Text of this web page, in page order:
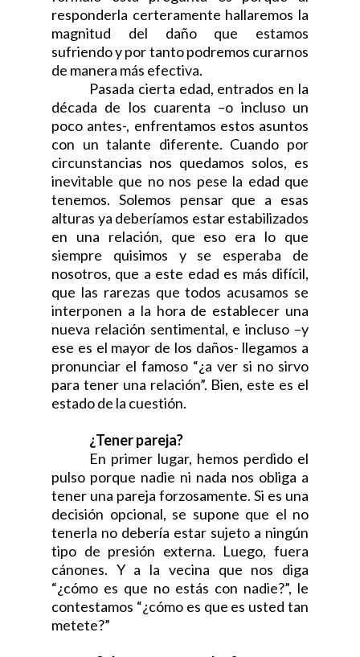
responderla certeramente hallaremos la
magnitud del daño que estamos
sufriendo y por tanto podremos curarnos
de manera más efectiva.
Pasada cierta edad, entrados en la
década de los cuarenta –o incluso un
poco antes-, enfrentamos estos asuntos
con un talante diferente. Cuando por
circunstancias nos quedamos solos, es
inevitable que no nos pese la edad que
tenemos. Solemos pensar que a esas
alturas ya deberíamos estar estabilizados
en una relación, que eso era lo que
siempre quisimos y se esperaba de
nosotros, que a este edad es más difícil,
que las rarezas que todos acusamos se
interponen a la hora de establecer una
nueva relación sentimental, e incluso –y
ese es el mayor de los daños- llegamos a
pronunciar el famoso “¿a ver si no sirvo
para tener una relación”. Bien, este es el
estado de la cuestión.
¿Tener pareja?
En primer lugar, hemos perdido el
pulso porque nadie ni nada nos obliga a
tener una pareja forzosamente. Si es una
decisión opcional, se supone que el no
tenerla no debería estar sujeto a ningún
tipo de presión externa. Luego, fuera
cánones. Y a la vecina que nos diga
“¿cómo es que no estás con nadie?”, le
contestamos “¿cómo es que es usted tan
metete?”